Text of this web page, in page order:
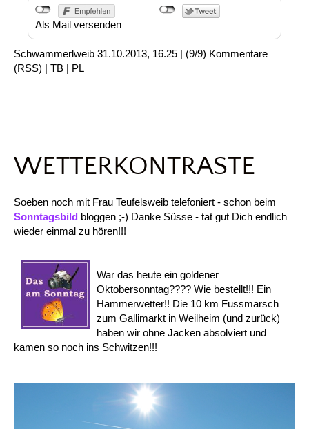
Als Mail versenden
Schwammerlweib 31.10.2013, 16.25 | (9/9) Kommentare
(RSS) | TB | PL
WETTERKONTRASTE
Soeben noch mit Frau Teufelsweib telefoniert - schon beim
Sonntagsbild bloggen ;-) Danke Süsse - tat gut Dich endlich
wieder einmal zu hören!!!
War das heute ein goldener
Oktobersonntag???? Wie bestellt!!! Ein
Hammerwetter!! Die 10 km Fussmarsch
zum Gallimarkt in Weilheim (und zurück)
haben wir ohne Jacken absolviert und
kamen so noch ins Schwitzen!!!